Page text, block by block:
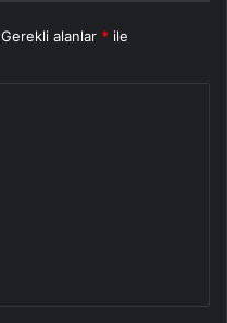
Gerekli alanlar * ile